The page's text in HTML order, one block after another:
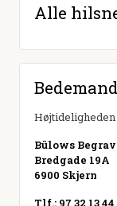
Alle
Bedemand
Bülows
Bredgade 19A
6900 Skjern
Tlf.: 97 32 13 44